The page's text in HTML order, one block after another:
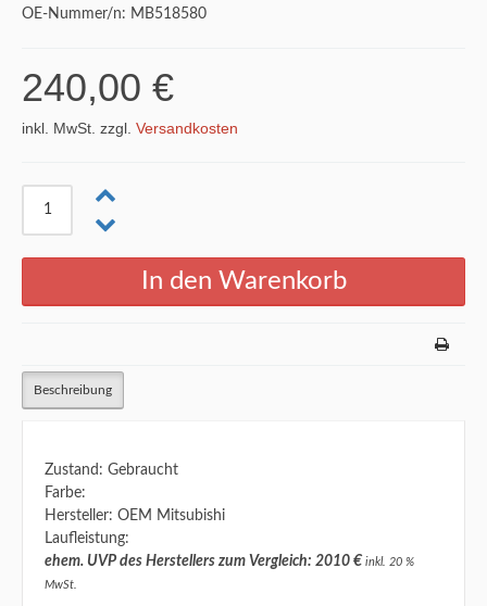
OE-Nummer/n: MB518580
240,00 €
inkl. MwSt. zzgl. Versandkosten
Beschreibung
Zustand: Gebraucht
Farbe:
Hersteller: OEM Mitsubishi
Laufleistung:
ehem. UVP des Herstellers zum Vergleich: 2010 € inkl. 20 %
MwSt.